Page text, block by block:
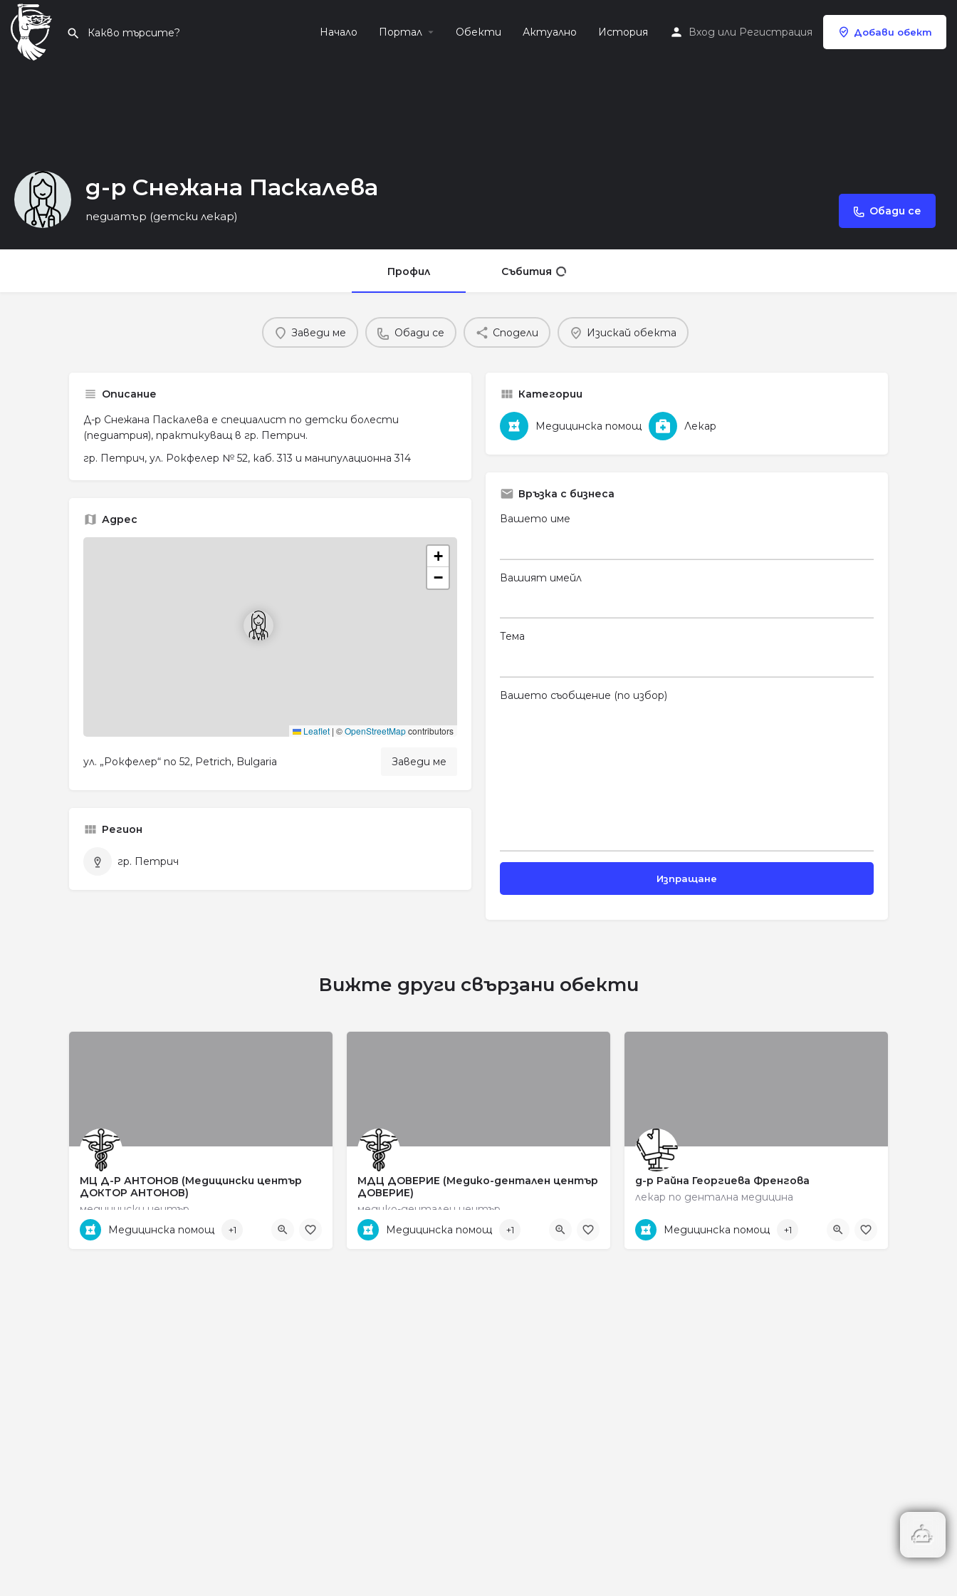
Начало Портал Обекти Актуално История Вход или Регистрация Добави обект
д-р Снежана Паскалева
педиатър (детски лекар) Обади се
Профил Събития
Заведи ме Обади се Сподели Изискай обекта
Описание
Д-р Снежана Паскалева е специалист по детски болести
(педиатрия), практикуващ в гр. Петрич.
гр. Петрич, ул. Рокфелер № 52, каб. 313 и манипулационна 314
Адрес
+
−
Leaflet | ©OpenStreetMapcontributors
ул. „Рокфелер“ no 52, Petrich, Bulgaria Заведи ме
Регион
гр. Петрич
Категории
Медицинска помощ Лекар
Връзка с бизнеса
Вашето име
Вашият имейл
Тема
Вашето съобщение (по избор)
Вижте други свързани обекти
МЦ Д-Р АНТОНОВ (Медицински център
ДОКТОР АНТОНОВ)
медицински център
ул. „Рокфелер“ no 33
Медицинска помощ +1
МДЦ ДОВЕРИЕ (Медико-дентален център
ДОВЕРИЕ)
медико-дентален център
0745 6 15 35 ул. „Яне Сандански" no 31
Медицинска помощ +1
д-р Райна Георгиева Френгова
лекар по дентална медицина
0887593540
Медицинска помощ +1